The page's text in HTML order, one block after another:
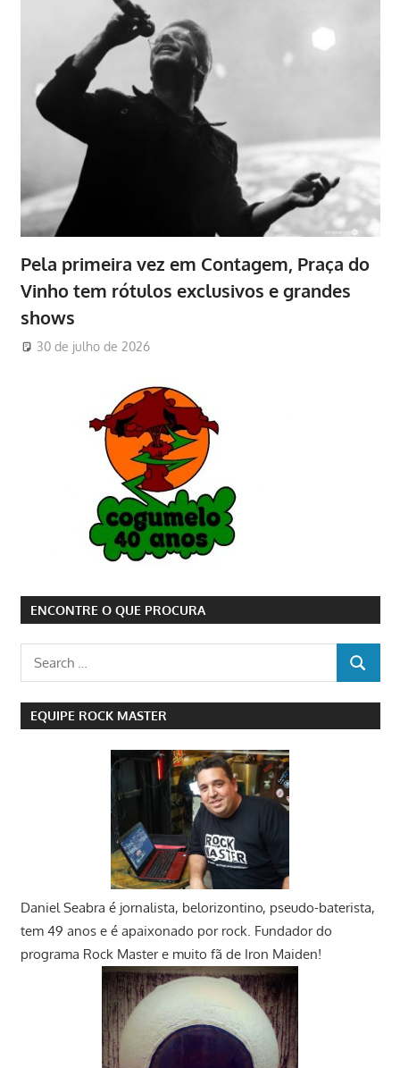
Pela primeira vez em Contagem, Praça do
Vinho tem rótulos exclusivos e grandes
shows
30 de julho de 2026
ENCONTRE O QUE PROCURA
Search
for:
SEARCH
EQUIPE ROCK MASTER
Daniel Seabra é jornalista, belorizontino, pseudo-baterista,
tem 49 anos e é apaixonado por rock. Fundador do
programa Rock Master e muito fã de Iron Maiden!